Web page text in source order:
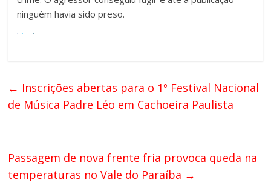
ninguém havia sido preso.
← Inscrições abertas para o 1º Festival Nacional
de Música Padre Léo em Cachoeira Paulista
Passagem de nova frente fria provoca queda na
temperaturas no Vale do Paraíba →